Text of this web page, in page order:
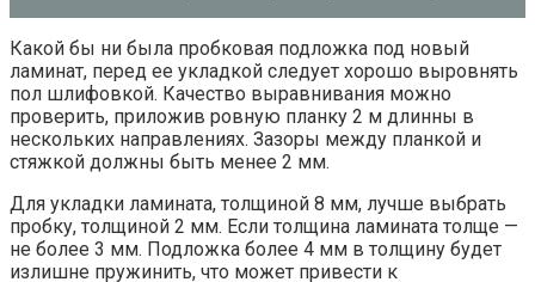
Какой бы ни была пробковая подложка под новый
ламинат, перед ее укладкой следует хорошо выровнять
пол шлифовкой. Качество выравнивания можно
проверить, приложив ровную планку 2 м длинны в
нескольких направлениях. Зазоры между планкой и
стяжкой должны быть менее 2 мм.
Для укладки ламината, толщиной 8 мм, лучше выбрать
пробку, толщиной 2 мм. Если толщина ламината толще —
не более 3 мм. Подложка более 4 мм в толщину будет
излишне пружинить, что может привести к